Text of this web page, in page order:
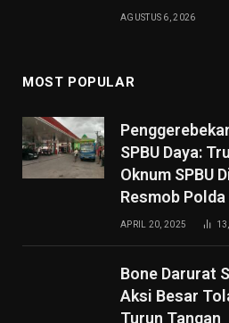
AGUSTUS 6, 2026
MOST POPULAR
SPBU Daya:
Oknum SPBU
Resmob
APRIL 20, 2025
Bone Darurat
Aksi Besar
Turun Tangan